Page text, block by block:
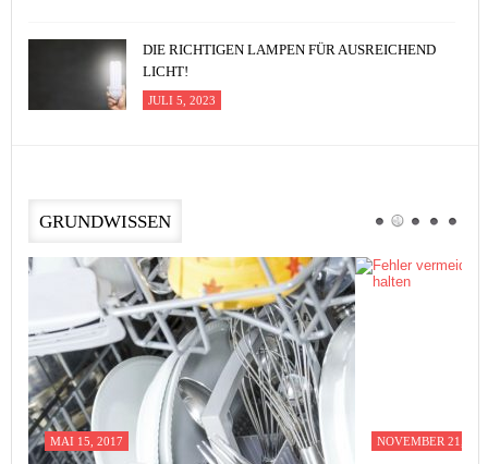
DIE RICHTIGEN LAMPEN FÜR AUSREICHEND
LICHT!
JULI 5, 2023
GRUNDWISSEN
MAI 15, 2017 NOVEMBER 21,